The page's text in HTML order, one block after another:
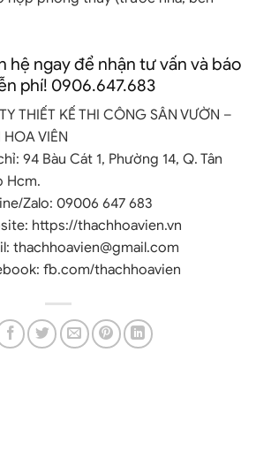
hệ ngay để nhận tư vấn và báo
phí! 0906.647.683
THIẾT KẾ THI CÔNG SÂN VƯỜN –
VIÊN
94 Bàu Cát 1, Phường 14, Q. Tân
Hcm.
Zalo: 09006 647 683
https://thachhoavien.vn
thachhoavien@gmail.com
fb.com/thachhoavien